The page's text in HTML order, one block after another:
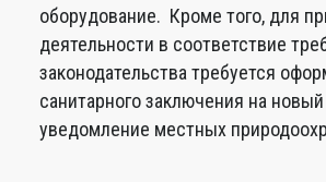
оборудование. Кроме того, для
деятельности в соответствие
законодательства требуется
санитарного заключения на
уведомление местных